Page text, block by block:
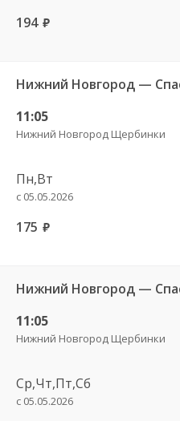
194 руб.
Нижний Новгород —
11:05
Нижний Новгород Щербинки
Пн,Вт
с 05.05.2026
175 руб.
Нижний Новгород —
11:05
Нижний Новгород Щербинки
Ср,Чт,Пт,Сб
с 05.05.2026